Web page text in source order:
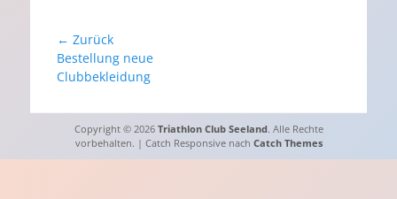
Beitragsnavigation
← Zurück
Vorheriger
Beitrag:
Bestellung neue
Clubbekleidung
Copyright © 2026 Triathlon Club Seeland. Alle Rechte
vorbehalten. | Catch Responsive nach Catch Themes